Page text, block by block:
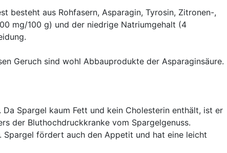
besteht aus Rohfasern, Asparagin, Tyrosin, Zitronen-,
mg/100 g) und der niedrige Natriumgehalt (4
Geruch sind wohl Abbauprodukte der Asparaginsäure.
Spargel kaum Fett und kein Cholesterin enthält, ist er
der Bluthochdruckkranke vom Spargelgenuss.
Spargel fördert auch den Appetit und hat eine leicht